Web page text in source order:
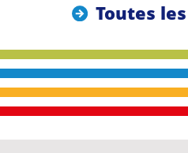
Toutes